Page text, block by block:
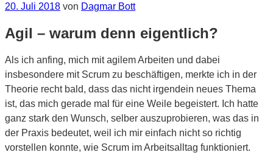
Veröffentlicht
20. Juli 2018 von Dagmar Bott
Agil – warum denn eigentlich?
Als ich anfing, mich mit agilem Arbeiten und dabei
insbesondere mit Scrum zu beschäftigen, merkte ich in der
Theorie recht bald, dass das nicht irgendein neues Thema
ist, das mich gerade mal für eine Weile begeistert. Ich hatte
ganz stark den Wunsch, selber auszuprobieren, was das in
der Praxis bedeutet, weil ich mir einfach nicht so richtig
vorstellen konnte, wie Scrum im Arbeitsalltag funktioniert.